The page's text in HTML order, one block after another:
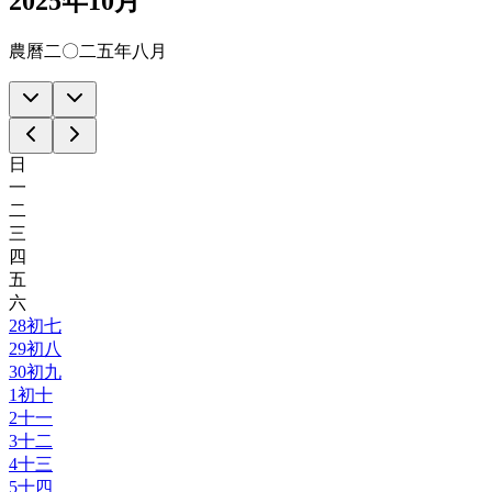
農曆二〇二五年八月
日
一
二
三
四
五
六
28初七
29初八
30初九
1初十
2十一
3十二
4十三
5十四